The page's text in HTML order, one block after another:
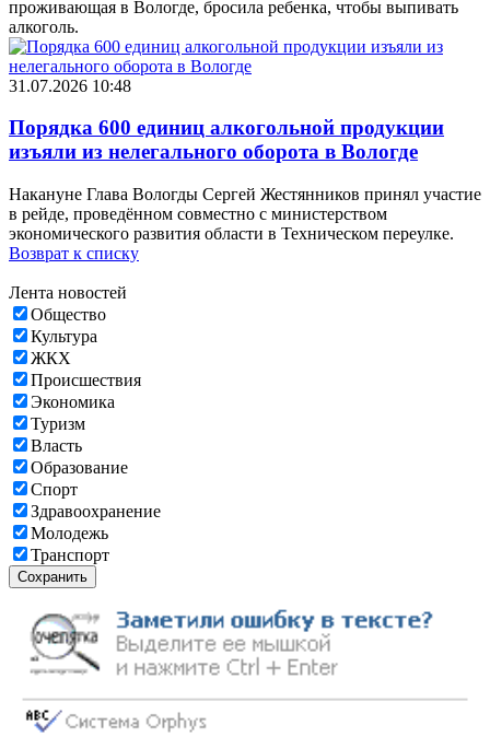
проживающая в Вологде, бросила ребенка, чтобы выпивать
алкоголь.
31.07.2026 10:48
Порядка 600 единиц алкогольной продукции
изъяли из нелегального оборота в Вологде
Накануне Глава Вологды Сергей Жестянников принял участие
в рейде, проведённом совместно с министерством
экономического развития области в Техническом переулке.
Возврат к списку
Лента новостей
Общество
Культура
ЖКХ
Происшествия
Экономика
Туризм
Власть
Образование
Спорт
Здравоохранение
Молодежь
Транспорт
Сохранить